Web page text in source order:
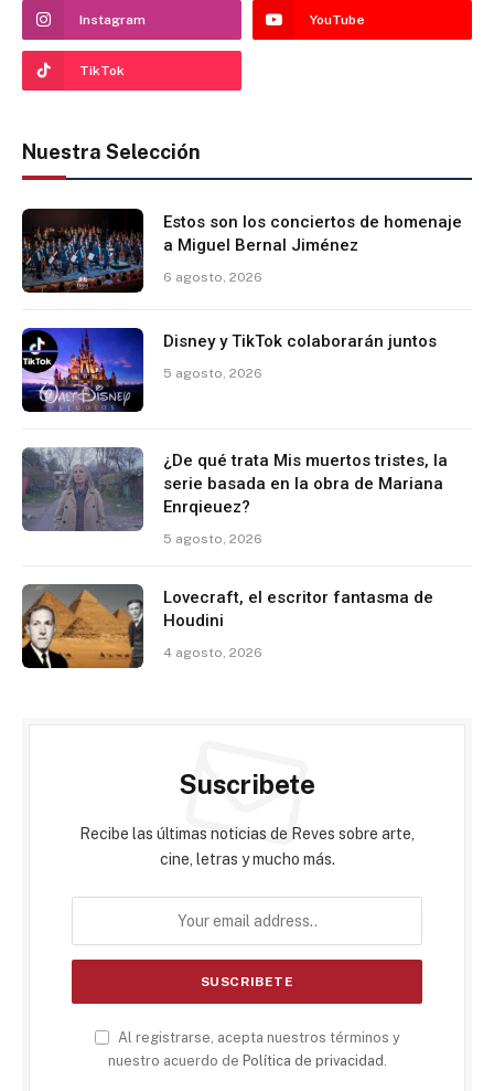
Instagram YouTube
TikTok
Nuestra Selección
Estos son los conciertos de homenaje
a Miguel Bernal Jiménez
6 agosto, 2026
Disney y TikTok colaborarán juntos
5 agosto, 2026
¿De qué trata Mis muertos tristes, la
serie basada en la obra de Mariana
Enrqieuez?
5 agosto, 2026
Lovecraft, el escritor fantasma de
Houdini
4 agosto, 2026
Suscribete
Recibe las últimas noticias de Reves sobre arte,
cine, letras y mucho más.
Al registrarse, acepta nuestros términos y
nuestro acuerdo de Política de privacidad .